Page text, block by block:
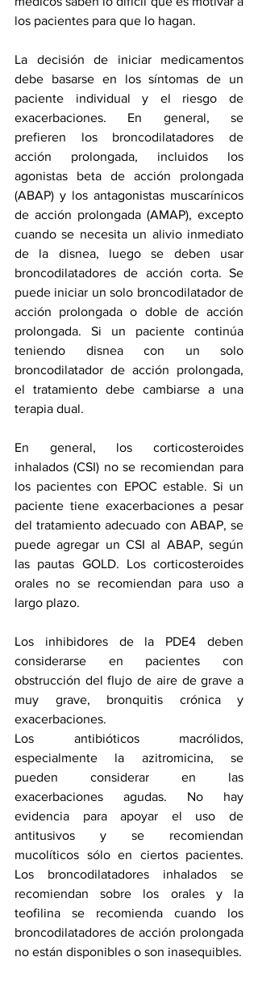
los pacientes para que lo hagan.
La decisión de iniciar medicamentos
debe basarse en los síntomas de un
paciente individual y el riesgo de
exacerbaciones. En general, se
prefieren los broncodilatadores de
acción prolongada, incluidos los
agonistas beta de acción prolongada
(ABAP) y los antagonistas muscarínicos
de acción prolongada (AMAP), excepto
cuando se necesita un alivio inmediato
de la disnea, luego se deben usar
broncodilatadores de acción corta. Se
puede iniciar un solo broncodilatador de
acción prolongada o doble de acción
prolongada. Si un paciente continúa
teniendo disnea con un solo
broncodilatador de acción prolongada,
el tratamiento debe cambiarse a una
terapia dual.
En general, los corticosteroides
inhalados (CSI) no se recomiendan para
los pacientes con EPOC estable. Si un
paciente tiene exacerbaciones a pesar
del tratamiento adecuado con ABAP, se
puede agregar un CSI al ABAP, según
las pautas GOLD. Los corticosteroides
orales no se recomiendan para uso a
largo plazo.
Los inhibidores de la PDE4 deben
considerarse en pacientes con
obstrucción del flujo de aire de grave a
muy grave, bronquitis crónica y
exacerbaciones.
Los antibióticos macrólidos,
especialmente la azitromicina, se
pueden considerar en las
exacerbaciones agudas. No hay
evidencia para apoyar el uso de
antitusivos y se recomiendan
mucolíticos sólo en ciertos pacientes.
Los broncodilatadores inhalados se
recomiendan sobre los orales y la
teofilina se recomienda cuando los
broncodilatadores de acción prolongada
no están disponibles o son inasequibles.